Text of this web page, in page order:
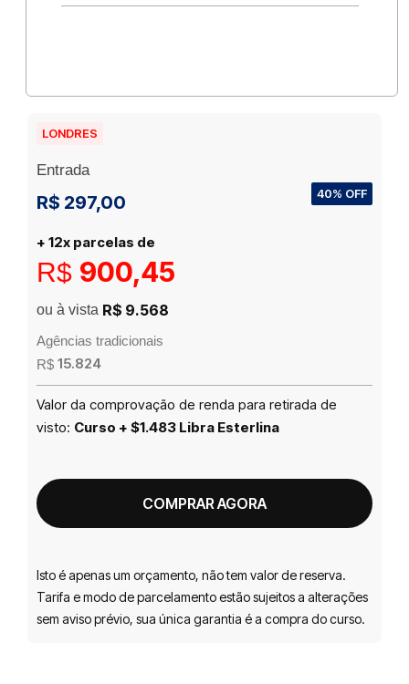
LONDRES
Entrada
R$ 297,00 40% OFF
+ 12x parcelas de
R$ 900,45
ou à vista R$ 9.568
Agências tradicionais
R$ 15.824
Valor da comprovação de renda para retirada de
visto: Curso + $1.483 Libra Esterlina
COMPRAR AGORA
Isto é apenas um orçamento, não tem valor de reserva.
Tarifa e modo de parcelamento estão sujeitos a alterações
sem aviso prévio, sua única garantia é a compra do curso.